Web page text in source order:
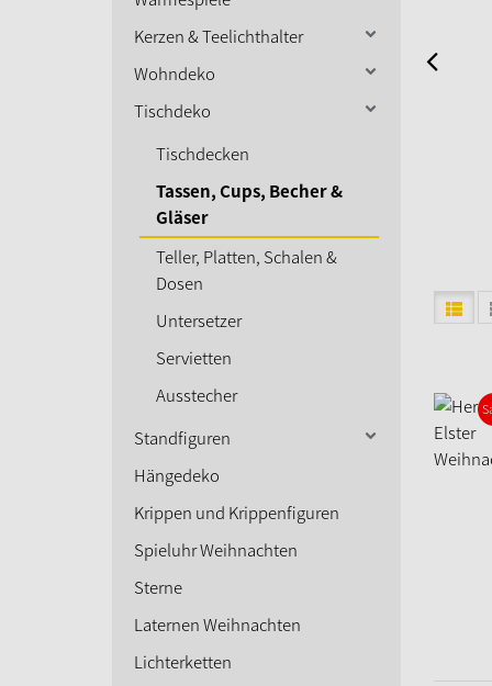
Kerzen & Teelichthalter
Wohndeko
Tischdeko
Tischdecken
Tassen, Cups, Becher &
Gläser
Teller, Platten, Schalen &
Dosen
Untersetzer
Servietten
Ausstecher
Standfiguren
Hängedeko
Krippen und Krippenfiguren
Spieluhr Weihnachten
Sterne
Laternen Weihnachten
Lichterketten